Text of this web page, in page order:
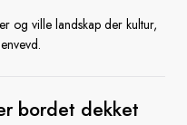
og ville landskap der kultur,
bordet dekket